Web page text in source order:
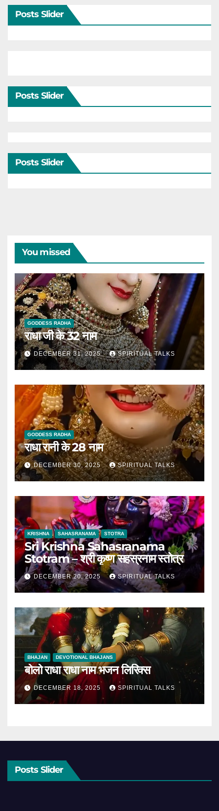
Posts Slider
Posts Slider
Posts Slider
You missed
GODDESS RADHA
राधा जी के 32 नाम
DECEMBER 31, 2025 SPIRITUAL TALKS
GODDESS RADHA
राधा रानी के 28 नाम
DECEMBER 30, 2025 SPIRITUAL TALKS
KRISHNA SAHASRANAMA STOTRA
Sri Krishna Sahasranama
Stotram – श्री कृष्ण सहस्रनाम स्तोत्र
DECEMBER 20, 2025 SPIRITUAL TALKS
BHAJAN DEVOTIONAL BHAJANS
बोलो राधा राधा नाम भजन लिरिक्स
DECEMBER 18, 2025 SPIRITUAL TALKS
Posts Slider